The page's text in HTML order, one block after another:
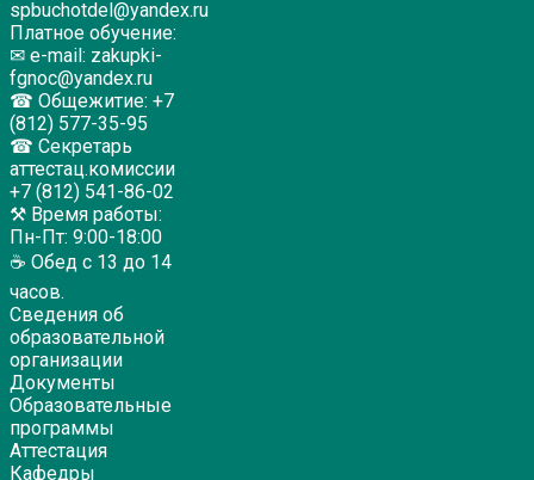
spbuchotdel@yandex.ru
Платное обучение:
✉ e-mail: zakupki-
fgnoc@yandex.ru
☎ Общежитие: +7
(812) 577-35-95
☎ Секретарь
аттестац.комиссии
+7 (812) 541-86-02
⚒ Время работы:
Пн-Пт: 9:00-18:00
☕ Обед с 13 до 14
часов.
Сведения об
образовательной
организации
Документы
Образовательные
программы
Аттестация
Кафедры